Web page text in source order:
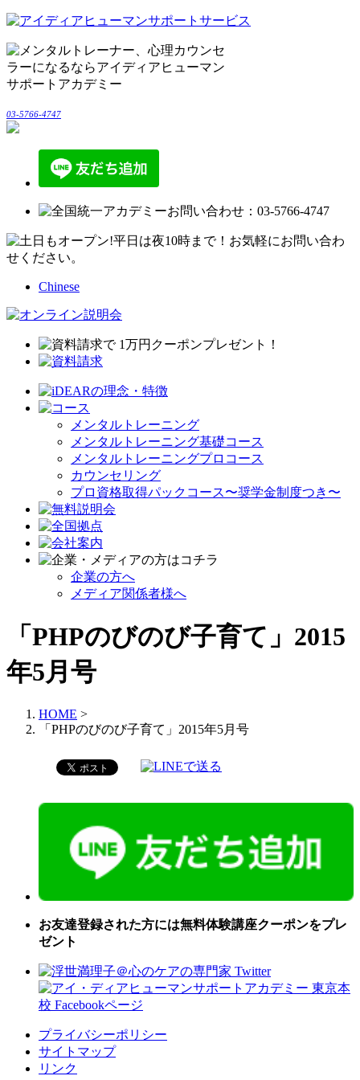
03-5766-4747
Chinese
メンタルトレーニング
メンタルトレーニング基礎コース
メンタルトレーニングプロコース
カウンセリング
プロ資格取得パックコース〜奨学金制度つき〜
企業の方へ
メディア関係者様へ
「PHPのびのび子育て」2015
年5月号
HOME >
「PHPのびのび子育て」2015年5月号
お友達登録された方には無料体験講座クーポンをプレ
ゼント
プライバシーポリシー
サイトマップ
リンク